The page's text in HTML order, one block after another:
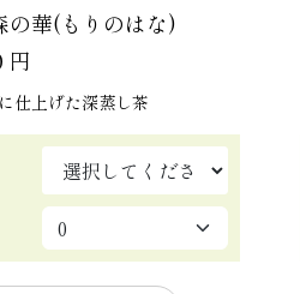
華(もりのはな)
円
仕上げた深蒸し茶